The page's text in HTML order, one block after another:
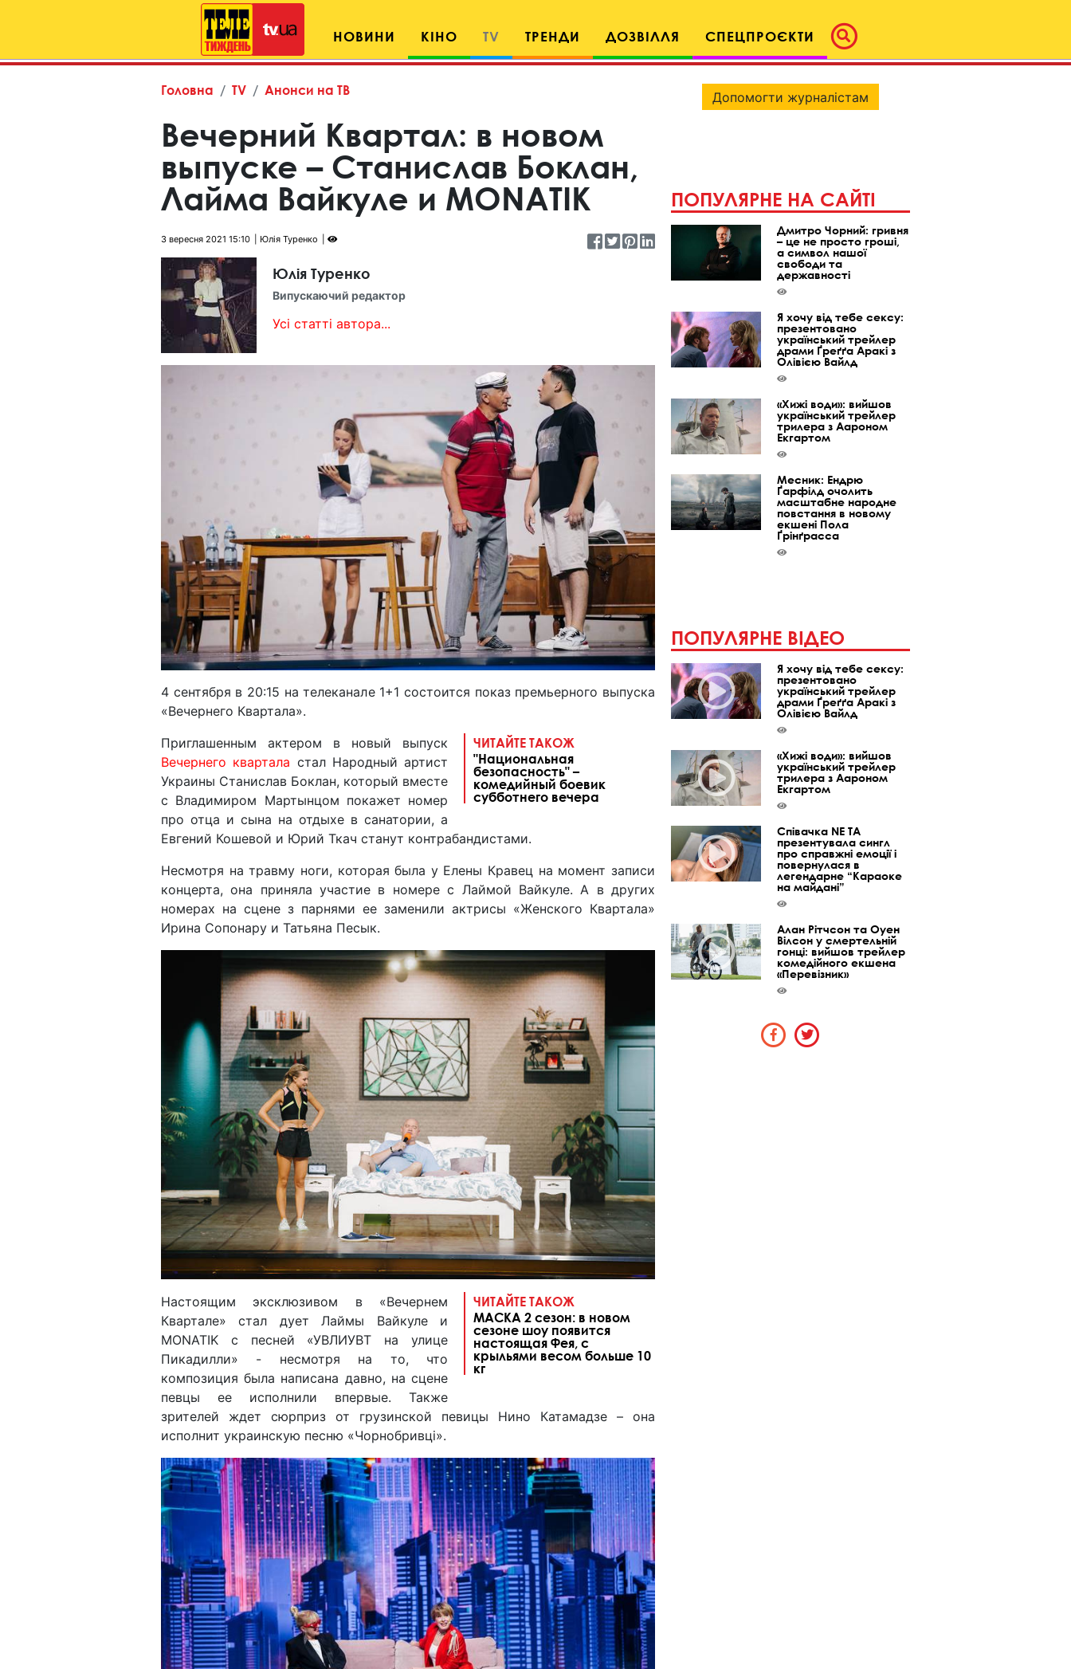
НОВИНИ КІНО TV ТРЕНДИ ДОЗВІЛЛЯ СПЕЦПРОЄКТИ
Головна TV Анонси на ТВ
Вечерний Квартал: в новом
выпуске – Станислав Боклан,
Лайма Вайкуле и MONATIK
3 вересня 2021 15:10 Юлія Туренко
Юлія Туренко
Випускаючий редактор
Усі статті автора...
4 сентября в 20:15 на телеканале 1+1 состоится показ премьерного выпуска
«Вечернего Квартала».
ЧИТАЙТЕ ТАКОЖ
"Национальная
безопасность" –
комедийный боевик
субботнего вечера
Приглашенным актером в новый выпуск
Вечернего квартала стал Народный артист
Украины Станислав Боклан, который вместе
с Владимиром Мартынцом покажет номер
про отца и сына на отдыхе в санатории, а
Евгений Кошевой и Юрий Ткач станут контрабандистами.
Несмотря на травму ноги, которая была у Елены Кравец на момент записи
концерта, она приняла участие в номере с Лаймой Вайкуле. А в других
номерах на сцене з парнями ее заменили актрисы «Женского Квартала»
Ирина Сопонару и Татьяна Песык.
ЧИТАЙТЕ ТАКОЖ
МАСКА 2 сезон: в новом
сезоне шоу появится
настоящая Фея, с
крыльями весом больше 10
кг
Настоящим эксклюзивом в «Вечернем
Квартале» стал дует Лаймы Вайкуле и
MONATIK с песней «УВЛИУВТ на улице
Пикадилли» - несмотря на то, что
композиция была написана давно, на сцене
певцы ее исполнили впервые. Также
зрителей ждет сюрприз от грузинской певицы Нино Катамадзе – она
исполнит украинскую песню «Чорнобривці».
Допомогти журналістам
ПОПУЛЯРНЕ НА САЙТІ
Дмитро Чорний: гривня
– це не просто гроші,
а символ нашої
свободи та
державності
Я хочу від тебе сексу:
презентовано
український трейлер
драми Ґреґґа Аракі з
Олівією Вайлд
«Хижі води»: вийшов
український трейлер
трилера з Аароном
Екгартом
Месник: Ендрю
Ґарфілд очолить
масштабне народне
повстання в новому
екшені Пола
Ґрінґрасса
ПОПУЛЯРНЕ ВІДЕО
Я хочу від тебе сексу:
презентовано
український трейлер
драми Ґреґґа Аракі з
Олівією Вайлд
«Хижі води»: вийшов
український трейлер
трилера з Аароном
Екгартом
Співачка NE TA
презентувала сингл
про справжні емоції і
повернулася в
легендарне “Караоке
на майдані”
Алан Рітчсон та Оуен
Вілсон у смертельній
гонці: вийшов трейлер
комедійного екшена
«Перевізник»